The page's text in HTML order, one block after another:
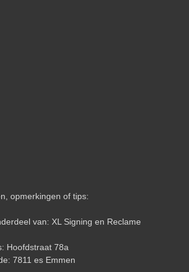
opmerkingen of tips:
van: XL Signing en Reclame
Hoofdstraat 78a
7811 es Emmen